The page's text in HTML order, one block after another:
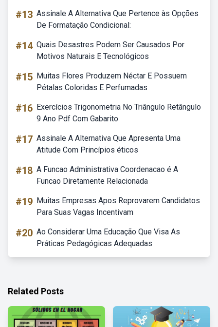
#13 Assinale A Alternativa Que Pertence às Opções
De Formatação Condicional:
#14 Quais Desastres Podem Ser Causados Por
Motivos Naturais E Tecnológicos
#15 Muitas Flores Produzem Néctar E Possuem
Pétalas Coloridas E Perfumadas
#16 Exercícios Trigonometria No Triângulo Retângulo
9 Ano Pdf Com Gabarito
#17 Assinale A Alternativa Que Apresenta Uma
Atitude Com Princípios éticos
#18 A Funcao Administrativa Coordenacao é A
Funcao Diretamente Relacionada
#19 Muitas Empresas Apos Reprovarem Candidatos
Para Suas Vagas Incentivam
#20 Ao Considerar Uma Educação Que Visa As
Práticas Pedagógicas Adequadas
Related Posts